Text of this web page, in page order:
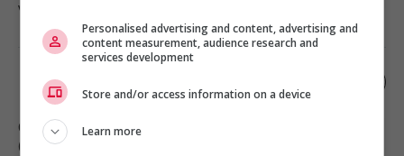
Vente, achat et service à la clientèle
Directeur général
Chilliwack, BC
(186 km)
Personalised advertising and content, advertising and
content measurement, audience research and
services development
Store and/or access information on a device
Learn more